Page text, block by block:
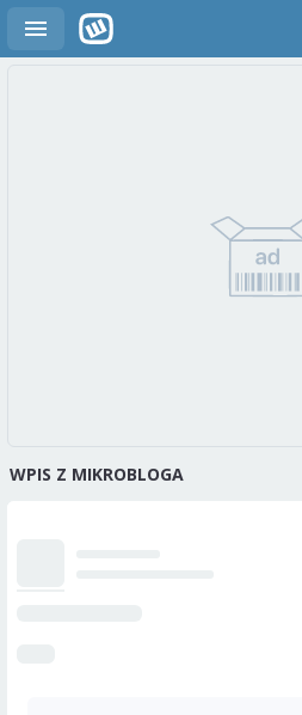
WPIS Z MIKROBLOGA